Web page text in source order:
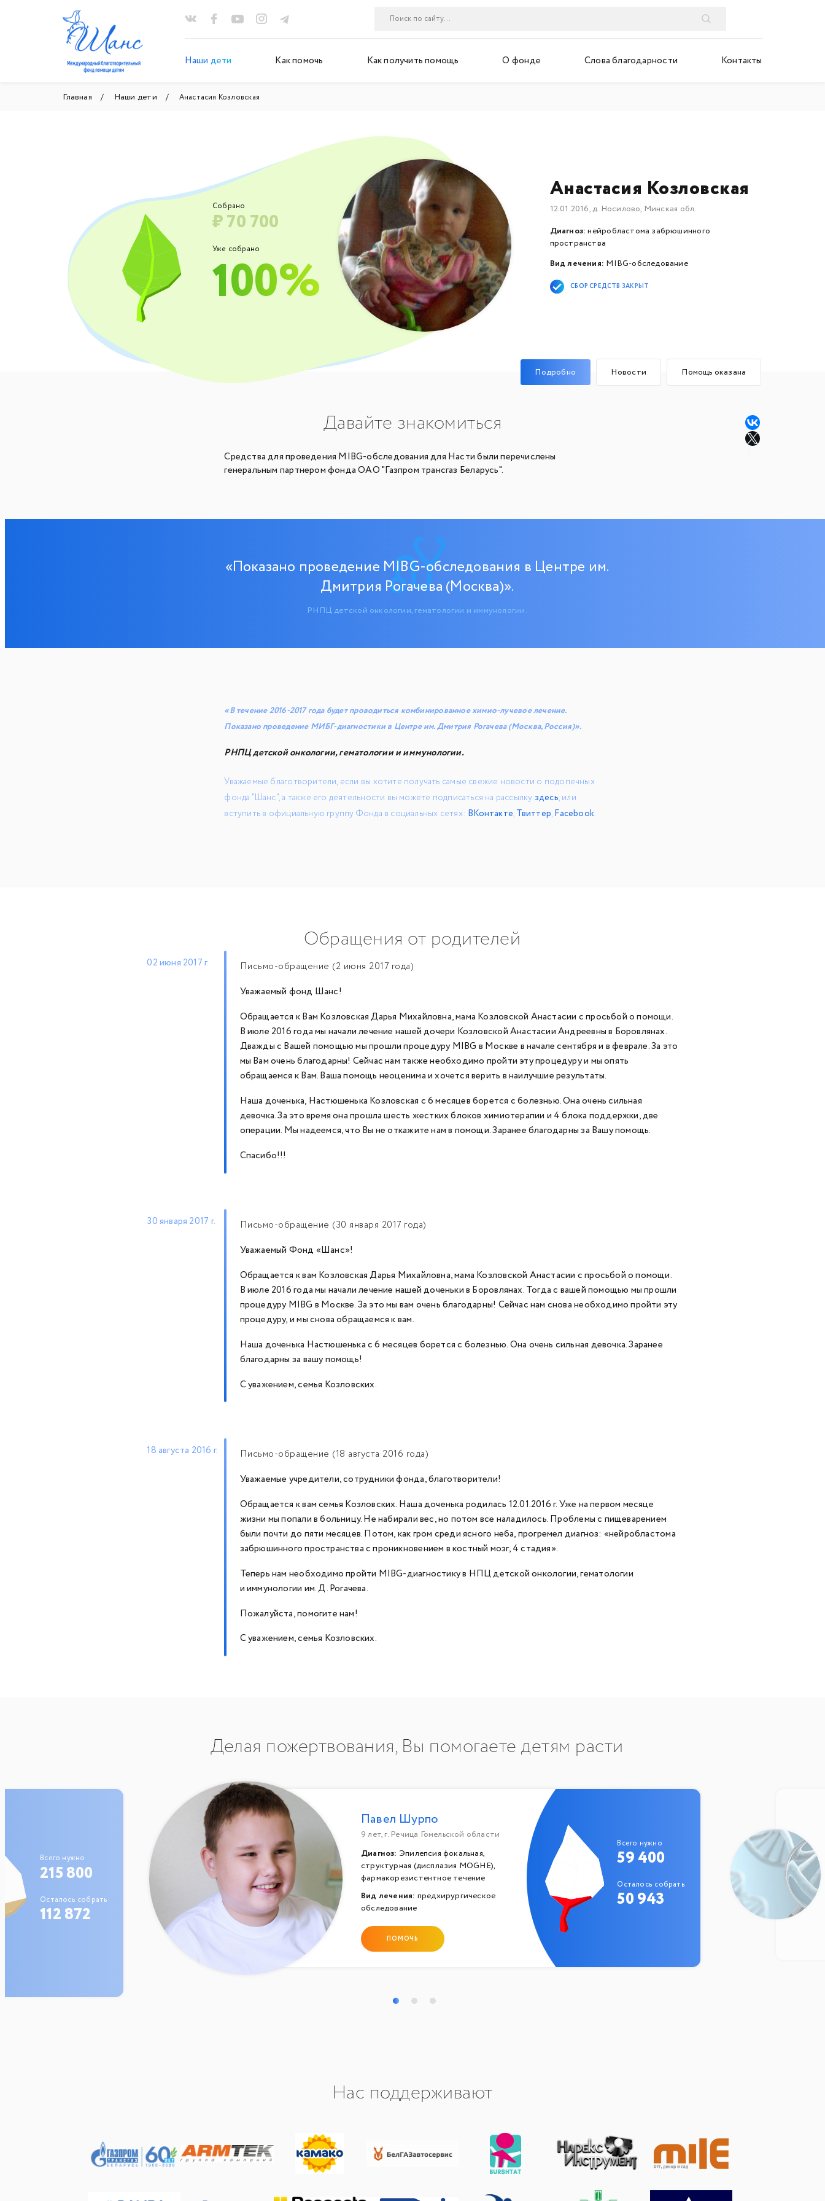
Наши дети Как помочь Как получить помощь О фонде Слова благодарности Контакты
Главная Наши дети Анастасия Козловская
Собрано
₽ 70 700
Уже собрано
100%
Анастасия Козловская
12.01.2016, д. Носилово, Минская обл.
Диагноз: нейробластома забрюшинного
пространства
Вид лечения: MIBG-обследование
СБОР СРЕДСТВ ЗАКРЫТ
Подробно Новости Помощь оказана
Давайте знакомиться
Средства для проведения MIBG-обследования для Насти были перечислены
генеральным партнером фонда ОАО "Газпром трансгаз Беларусь".
«Показано проведение MIBG-обследования в Центре им.
Дмитрия Рогачева (Москва)».
РНПЦ детской онкологии, гематологии и иммунологии.
«В течение 2016-2017 года будет проводиться комбинированное химио-лучевое лечение.
Показано проведение МИБГ-диагностики в Центре им. Дмитрия Рогачева (Москва, Россия)».
РНПЦ детской онкологии, гематологии и иммунологии.
Уважаемые благотворители, если вы хотите получать самые свежие новости о подопечных
фонда "Шанс", а также его деятельности вы можете подписаться на рассылку здесь, или
вступить в официальную группу Фонда в социальных сетях: ВКонтакте, Твиттер, Facebook.
Обращения от родителей
02 июня 2017 г.
Письмо-обращение (2 июня 2017 года)
Уважаемый фонд Шанс!
Обращается к Вам Козловская Дарья Михайловна, мама Козловской Анастасии с просьбой о помощи.
В июле 2016 года мы начали лечение нашей дочери Козловской Анастасии Андреевны в Боровлянах.
Дважды с Вашей помощью мы прошли процедуру MIBG в Москве в начале сентября и в феврале. За это
мы Вам очень благодарны! Сейчас нам также необходимо пройти эту процедуру и мы опять
обращаемся к Вам. Ваша помощь неоценима и хочется верить в наилучшие результаты.
Наша доченька, Настюшенька Козловская с 6 месяцев борется с болезнью. Она очень сильная
девочка. За это время она прошла шесть жестких блоков химиотерапии и 4 блока поддержки, две
операции. Мы надеемся, что Вы не откажите нам в помощи. Заранее благодарны за Вашу помощь.
Спасибо!!!
30 января 2017 г.
Письмо-обращение (30 января 2017 года)
Уважаемый Фонд «Шанс»!
Обращается к вам Козловская Дарья Михайловна, мама Козловской Анастасии с просьбой о помощи.
В июле 2016 года мы начали лечение нашей доченьки в Боровлянах. Тогда с вашей помощью мы прошли
процедуру MIBG в Москве. За это мы вам очень благодарны! Сейчас нам снова необходимо пройти эту
процедуру, и мы снова обращаемся к вам.
Наша доченька Настюшенька с 6 месяцев борется с болезнью. Она очень сильная девочка. Заранее
благодарны за вашу помощь!
С уважением, семья Козловских.
18 августа 2016 г.
Письмо-обращение (18 августа 2016 года)
Уважаемые учредители, сотрудники фонда, благотворители!
Обращается к вам семья Козловских. Наша доченька родилась 12.01.2016 г. Уже на первом месяце
жизни мы попали в больницу. Не набирали вес, но потом все наладилось. Проблемы с пищеварением
были почти до пяти месяцев. Потом, как гром среди ясного неба, прогремел диагноз: «нейробластома
забрюшинного пространства с проникновением в костный мозг, 4 стадия».
Теперь нам необходимо пройти MIBG-диагностику в НПЦ детской онкологии, гематологии
и иммунологии им. Д. Рогачева.
Пожалуйста, помогите нам!
С уважением, семья Козловских.
Делая пожертвования, Вы помогаете детям расти
Всего нужно
215 800
Осталось собрать
112 872
Павел Шурпо
9 лет, г. Речица Гомельской области
Диагноз: Эпилепсия фокальная,
структурная (дисплазия MOGHE),
фармакорезистентное течение
Вид лечения: предхирургическое
обследование
ПОМОЧЬ
Всего нужно
59 400
Осталось собрать
50 943
Нас поддерживают